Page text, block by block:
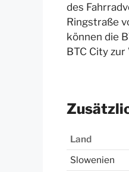
des
Ringstraße
können die
BTC City
Land
Slowenien